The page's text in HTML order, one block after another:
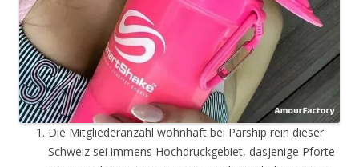
Die Mitgliederanzahl wohnhaft bei Parship rein dieser
Schweiz sei immens Hochdruckgebiet, dasjenige Pforte